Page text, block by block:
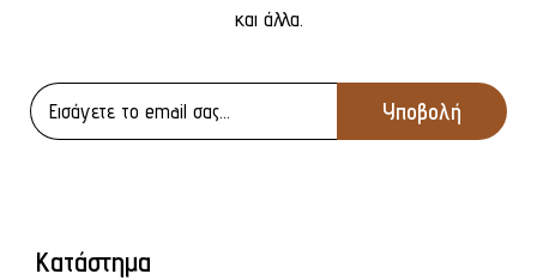
και άλλα.
Κατάστημα